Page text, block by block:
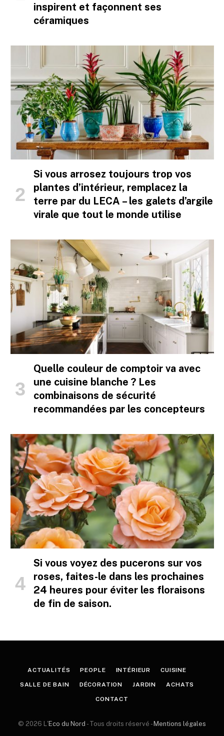
inspirent et façonnent ses
céramiques
Si vous arrosez toujours trop vos
plantes d’intérieur, remplacez la
terre par du LECA – les galets d’argile
virale que tout le monde utilise
Quelle couleur de comptoir va avec
une cuisine blanche ? Les
combinaisons de sécurité
recommandées par les concepteurs
Si vous voyez des pucerons sur vos
roses, faites-le dans les prochaines
24 heures pour éviter les floraisons
de fin de saison.
ACTUALITÉS PEOPLE INTÉRIEUR CUISINE
SALLE DE BAIN DÉCORATION JARDIN ACHATS
CONTACT
© 2026 L'Eco du Nord - Tous droits réservé - Mentions légales